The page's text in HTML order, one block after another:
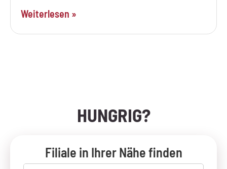
Weiterlesen »
HUNGRIG?
Filiale in Ihrer Nähe finden